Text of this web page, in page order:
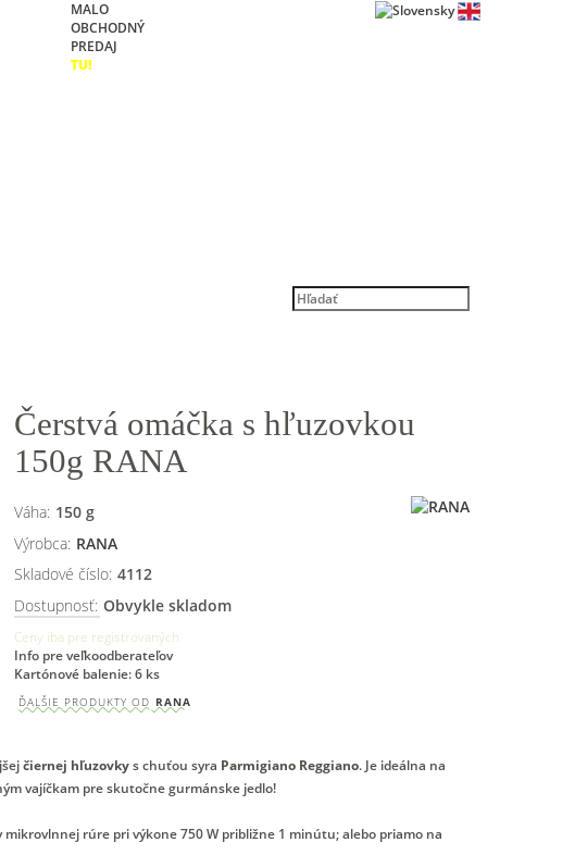
MALO
OBCHODNÝ
PREDAJ
TU!
Čerstvá omáčka s hľuzovkou
150g RANA
Váha: 150 g
Výrobca: RANA
Skladové číslo: 4112
Dostupnosť: Obvykle skladom
Ceny iba pre registrovaných
Info pre veľkoodberateľov
Kartónové balenie: 6 ks
ĎALŠIE PRODUKTY OD RANA
čiernej hľuzovkys chuťou syra Parmigiano Reggiano. Je ideálna na
vajíčkam pre skutočne gurmánske jedlo!
rúre pri výkone 750 W približne 1 minútu; alebo priamo na